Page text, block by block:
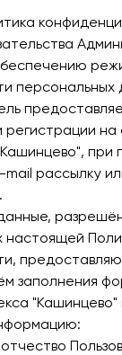
персональных
на
при
рассылку
настоящей
заполнения